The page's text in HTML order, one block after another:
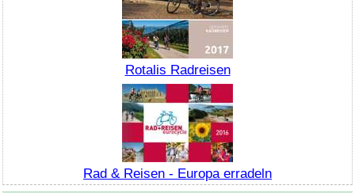
Rotalis Radreisen
Rad & Reisen - Europa erradeln